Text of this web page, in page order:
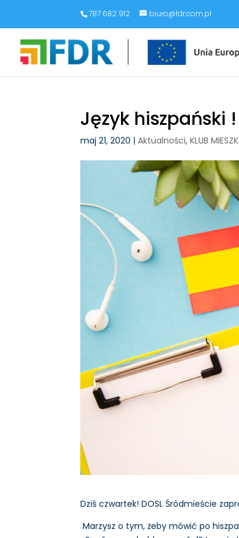
787 682 912 biuro@fdr.com.pl
Język hiszpański !
maj 21, 2020 |Aktualności,KLUB
Dziś czwartek! DOSL Śródmieście
Marzysz o tym, żeby mówić po